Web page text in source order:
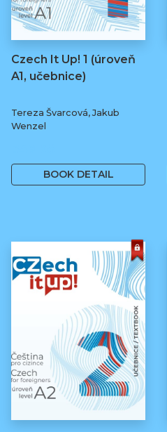
Czech It Up! 1 (úroveň
A1, učebnice)
Tereza Švarcová, Jakub
Wenzel
BOOK DETAIL